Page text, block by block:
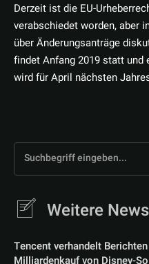
Derzeit ist die EU-
verabschiedet worden, aber
über Änderungsanträge
findet Anfang 2019 statt
wird für April nächsten
Suchbegriff eingeben...
Weitere News
Tencent verhandelt
Milliardenkauf von Disney-